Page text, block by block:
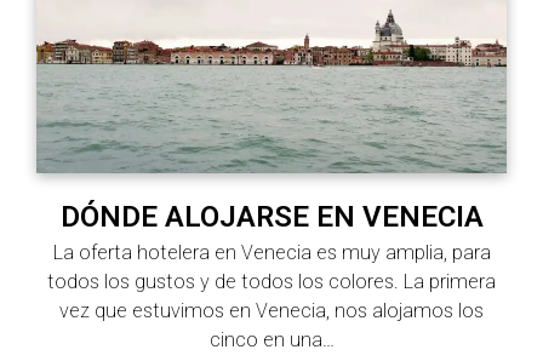
DÓNDE ALOJARSE EN VENECIA
La oferta hotelera en Venecia es muy amplia, para
todos los gustos y de todos los colores. La primera
vez que estuvimos en Venecia, nos alojamos los
cinco en una…